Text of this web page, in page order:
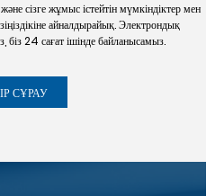
сізге жұмыс істейтін мүмкіндіктер мен
айналдырайық. Электрондық
24 сағат ішінде байланысамыз.
СҰРАУ